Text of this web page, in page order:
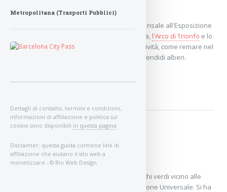
Il parco più grande del centro di Barcellona risale all'Esposizione
Universale del 1888 con la Font de Cascada, l'Arco di Trionfo e lo
Barcellona Zoo . Il parco offre numerose attività, come remare nel
lago, fare picnic e rilassarsi all'ombra di splendidi alberi.
Parco di Montjuïc
Sulla collina di Montjuïc troverete molti parchi verdi vicino alle
attrazioni dei Giochi Olimpici e dell'Esposizione Universale. Si ha
Metropolitana (Trasporti Pubblici)
Dettagli di contatto, termini e condizioni,
informazioni di affiliazione e politica sui
cookie sono disponibili in questa pagina
Disclaimer: questa guida contiene link di
affiliazione che aiutano il sito web a
monetizzare - © Bio Web Design